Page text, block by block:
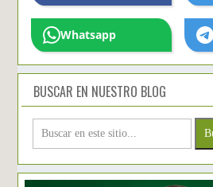
Whatsapp
BUSCAR EN NUESTRO BLOG